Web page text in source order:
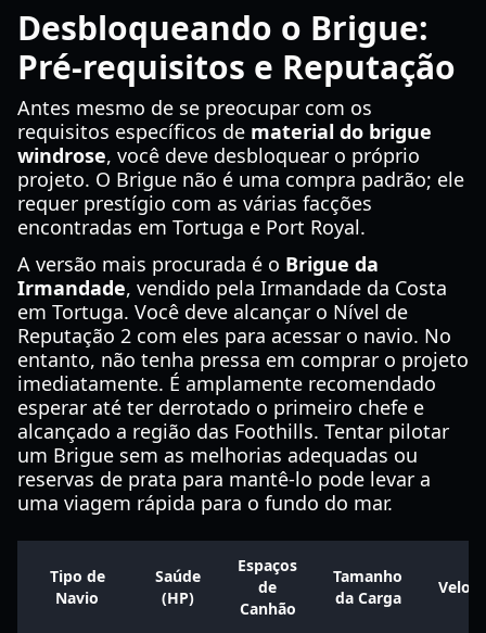
Desbloqueando o Brigue:
Pré-requisitos e Reputação
Antes mesmo de se preocupar com os
requisitos específicos de material do brigue
windrose, você deve desbloquear o próprio
projeto. O Brigue não é uma compra padrão; ele
requer prestígio com as várias facções
encontradas em Tortuga e Port Royal.
A versão mais procurada é o Brigue da
Irmandade, vendido pela Irmandade da Costa
em Tortuga. Você deve alcançar o Nível de
Reputação 2 com eles para acessar o navio. No
entanto, não tenha pressa em comprar o projeto
imediatamente. É amplamente recomendado
esperar até ter derrotado o primeiro chefe e
alcançado a região das Foothills. Tentar pilotar
um Brigue sem as melhorias adequadas ou
reservas de prata para mantê-lo pode levar a
uma viagem rápida para o fundo do mar.
Tipo de
Navio
Saúde
(HP)
Espaços
de
Canhão
Tamanho
da Carga